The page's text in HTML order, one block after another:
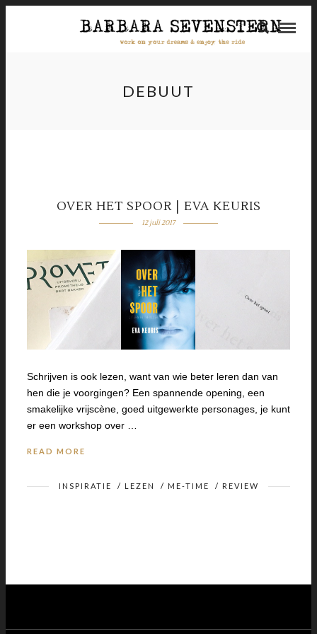
DEBUUT
OVER HET SPOOR | EVA KEURIS
12 juli 2017
Schrijven is ook lezen, want van wie beter leren dan van
hen die je voorgingen? Een spannende opening, een
smakelijke vrijscène, goed uitgewerkte personages, je kunt
er een workshop over …
READ MORE
INSPIRATIE / LEZEN / ME-TIME / REVIEW